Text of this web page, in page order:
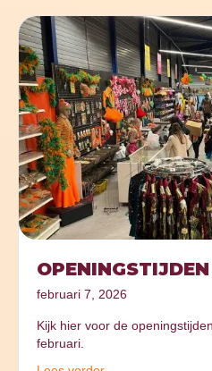
februari 7, 2026
Kijk hier voor de
februari.